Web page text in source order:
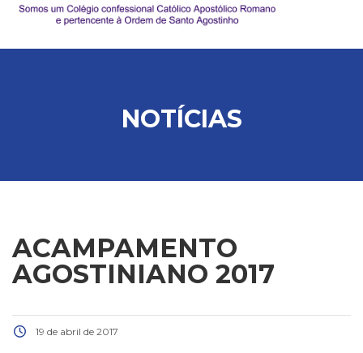
NOTÍCIAS
ACAMPAMENTO
AGOSTINIANO 2017
19 de abril de 2017